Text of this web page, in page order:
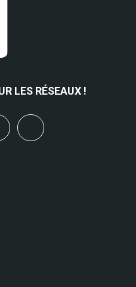
LES RÉSEAUX !
bluesky mastodon